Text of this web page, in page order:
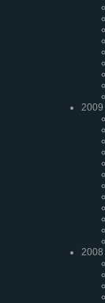
2009
2008